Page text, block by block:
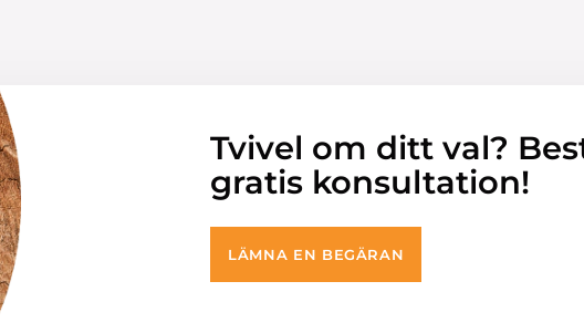
Tvivel om ditt val?
gratis konsultation!
LÄMNA EN BEGÄRAN